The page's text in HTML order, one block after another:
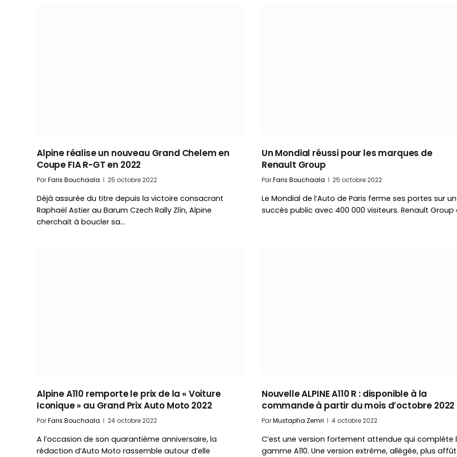
Alpine réalise un nouveau Grand Chelem en
Coupe FIA R-GT en 2022
ParFaris Bouchaala 25 octobre 2022
Déjà assurée du titre depuis la victoire consacrant
Raphaël Astier au Barum Czech Rally Zlín, Alpine
cherchait à boucler sa…
Un Mondial réussi pour les marques de
Renault Group
ParFaris Bouchaala 25 octobre 2022
Le Mondial de l’Auto de Paris ferme ses portes sur un
succès public avec 400 000 visiteurs. Renault Group
Alpine A110 remporte le prix de la « Voiture
Iconique » au Grand Prix Auto Moto 2022
ParFaris Bouchaala 24 octobre 2022
A l’occasion de son quarantième anniversaire, la
rédaction d’Auto Moto rassemble autour d’elle
Nouvelle ALPINE A110 R : disponible à la
commande à partir du mois d’octobre 2022
ParMustapha Zemri 4 octobre 2022
C’est une version fortement attendue qui complète
gamme A110. Une version extrême, allégée, plus